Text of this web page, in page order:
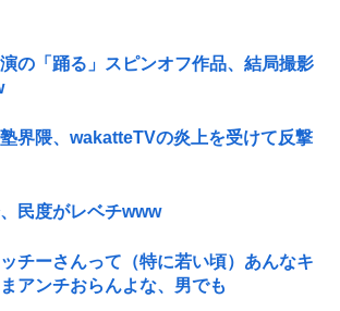
の「踊る」スピンオフ作品、結局撮影
界隈、wakatteTVの炎上を受けて反撃
民度がレベチwww
チーさんって（特に若い頃）あんなキ
アンチおらんよな、男でも